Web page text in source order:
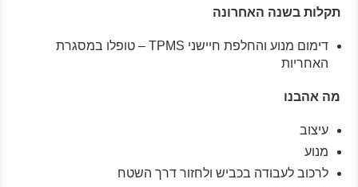
תקלות בשנה האחרונה
דימום מנוע והחלפת חיישני TPMS – טופלו במסגרת
האחריות
מה אהבנו
עיצוב
מנוע
לרכוב לעבודה בכביש ולחזור דרך השטח